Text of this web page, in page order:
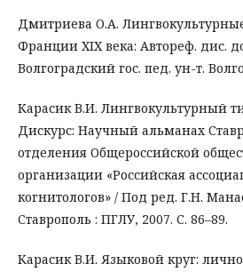
Дмитриева О.А.
Франции ХІХ века: Автореф. дис.
Волгоградский гос. пед. ун-т.
Карасик В.И. Лингвокультурный
Дискурс: Научный альманах
отделения Общероссийской
организации «Российская
когнитологов» / Под ред. Г.Н.
Ставрополь : ПГЛУ, 2007. С. 86–89.
Карасик В.И. Языковой круг: